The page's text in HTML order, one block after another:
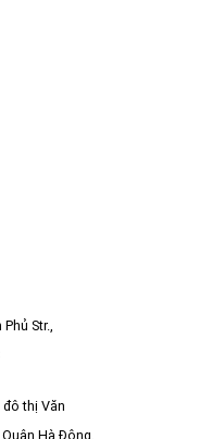
Str.,
thị Văn
Hà Đông,